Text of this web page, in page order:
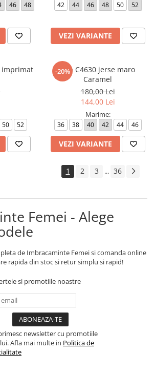
46
48
42 44 46 48 50 52
VEZI VARIANTE
imprimat
50 52
-20%
Top C4630 jerse maro
Caramel
180,00 Lei
144,00 Lei
Marime:
36 38 40 42 44 46
VEZI VARIANTE
1 2 3 ... 36
Femei - Alege
de Imbracaminte Femei si comanda online
rapida din stoc si retur simplu si rapid!
si promotiile noastre
newsletter cu promotiile
Afla mai multe in Politica de